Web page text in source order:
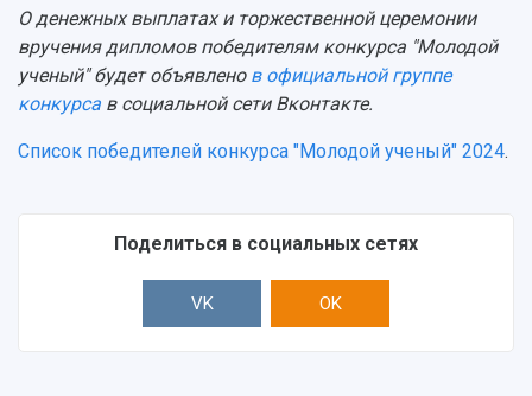
Учебный аэродром
Центр истории авиационных двигателей
Ботанический сад
Умный дом бабочек
Международный межвузовский кампус
Официальные документы
Отчеты о проведенных конференциях
О денежных выплатах и торжественной церемонии
вручения дипломов победителям конкурса "Молодой
ученый" будет объявлено в официальной группе
конкурса в социальной сети Вконтакте.
Список победителей конкурса "Молодой ученый" 2024.
Поделиться в социальных сетях
VK OK